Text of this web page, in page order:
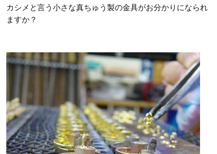
カシメと言う小さな真ちゅう製の金具がお分かりになられ
ますか？